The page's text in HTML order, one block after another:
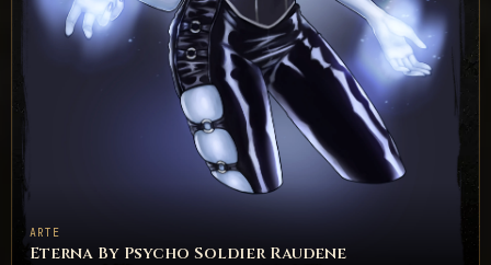
ARTE
Eterna By Psycho Soldier Raudene